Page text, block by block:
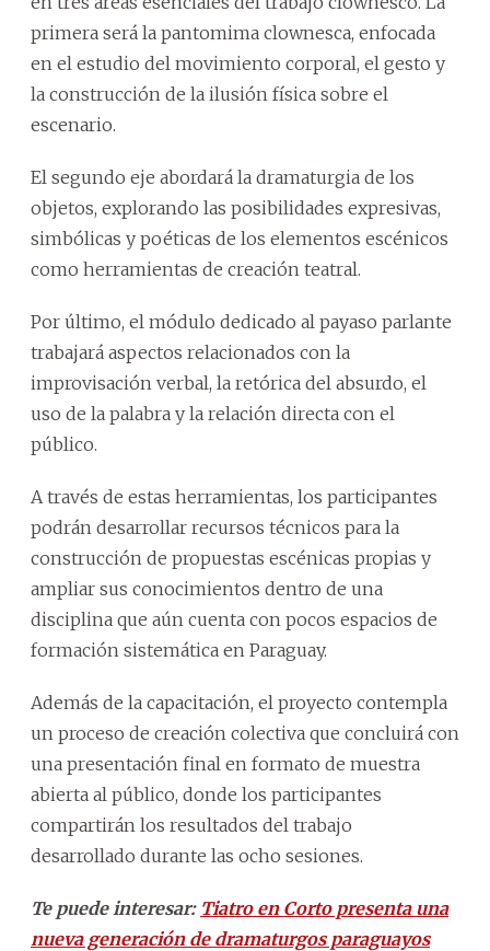
primera será la pantomima clownesca, enfocada
en el estudio del movimiento corporal, el gesto y
la construcción de la ilusión física sobre el
escenario.
El segundo eje abordará la dramaturgia de los
objetos, explorando las posibilidades expresivas,
simbólicas y poéticas de los elementos escénicos
como herramientas de creación teatral.
Por último, el módulo dedicado al payaso parlante
trabajará aspectos relacionados con la
improvisación verbal, la retórica del absurdo, el
uso de la palabra y la relación directa con el
público.
A través de estas herramientas, los participantes
podrán desarrollar recursos técnicos para la
construcción de propuestas escénicas propias y
ampliar sus conocimientos dentro de una
disciplina que aún cuenta con pocos espacios de
formación sistemática en Paraguay.
Además de la capacitación, el proyecto contempla
un proceso de creación colectiva que concluirá con
una presentación final en formato de muestra
abierta al público, donde los participantes
compartirán los resultados del trabajo
desarrollado durante las ocho sesiones.
Te puede interesar: Tiatro en Corto presenta una
nueva generación de dramaturgos paraguayos